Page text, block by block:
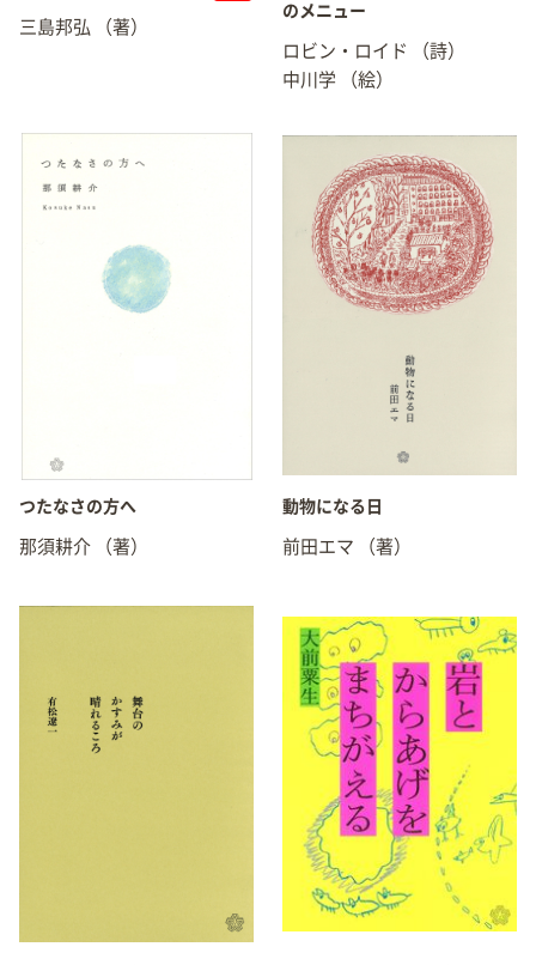
三島邦弘 （著）
のメニュー
ロビン・ロイド
（詩）
中川学
（絵）
つたなさの方へ
那須耕介 （著）
動物になる日
前田エマ （著）